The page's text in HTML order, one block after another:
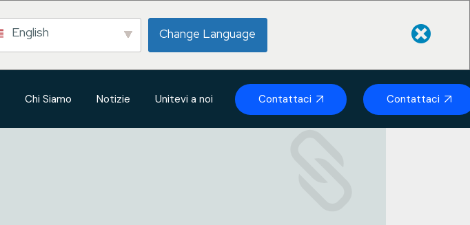
English Change Language
Chi Siamo Notizie Unitevi a noi Contattaci Contattaci